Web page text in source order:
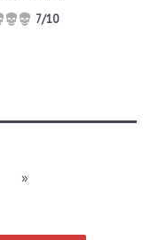
7/10
»